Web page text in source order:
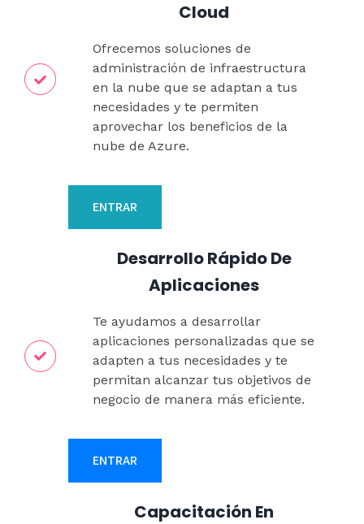
Cloud
Ofrecemos soluciones de
administración de infraestructura
en la nube que se adaptan a tus
necesidades y te permiten
aprovechar los beneficios de la
nube de Azure.
ENTRAR
Desarrollo Rápido De
Aplicaciones
Te ayudamos a desarrollar
aplicaciones personalizadas que se
adapten a tus necesidades y te
permitan alcanzar tus objetivos de
negocio de manera más eficiente.
ENTRAR
Capacitación En